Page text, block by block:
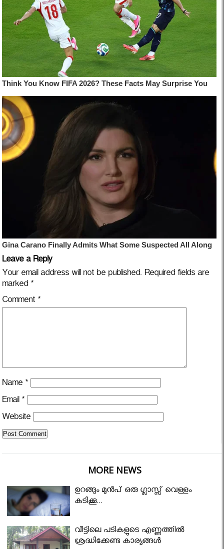
Leave a Reply
Your email address will not be published. Required fields are
marked *
Comment *
Name *
Email *
Website
MORE NEWS
ഉറങ്ങും മുന്‍പ് ഒരു ഗ്ലാസ്സ് വെള്ളം
കുടിക്കൂ...
വീട്ടിലെ പടികളുടെ എണ്ണത്തിൽ
ശ്രദ്ധിക്കേണ്ട കാര്യങ്ങൾ